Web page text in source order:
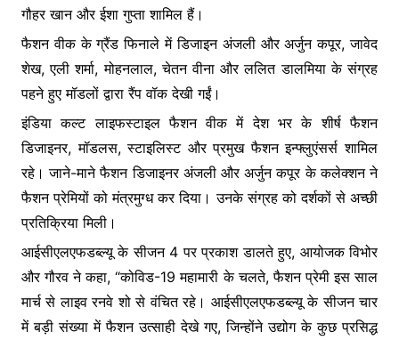
गौहर खान और ईशा गुप्ता शामिल हैं।
फैशन वीक के ग्रैंड फिनाले में डिजाइन अंजली और अर्जुन कपूर, जावेद
शेख, एली शर्मा, मोहनलाल, चेतन वीना और ललित डालमिया के संग्रह
पहने हुए मॉडलों द्वारा रैंप वॉक देखी गईं।
इंडिया कल्ट लाइफस्टाइल फैशन वीक में देश भर के शीर्ष फैशन
डिजाइनर, मॉडलस, स्टाइलिस्ट और प्रमुख फैशन इन्फ्लुएंसर्स शामिल
रहे। जाने-माने फैशन डिजाइनर अंजली और अर्जुन कपूर के कलेक्शन ने
फैशन प्रेमियों को मंत्रमुग्ध कर दिया। उनके संग्रह को दर्शकों से अच्छी
प्रतिक्रिया मिली।
आईसीएलएफडब्ल्यू के सीजन 4 पर प्रकाश डालते हुए, आयोजक विभोर
और गौरव ने कहा, “कोविड-19 महामारी के चलते, फैशन प्रेमी इस साल
मार्च से लाइव रनवे शो से वंचित रहे। आईसीएलएफडब्ल्यू के सीजन चार
में बड़ी संख्या में फैशन उत्साही देखे गए, जिन्होंने उद्योग के कुछ प्रसिद्ध